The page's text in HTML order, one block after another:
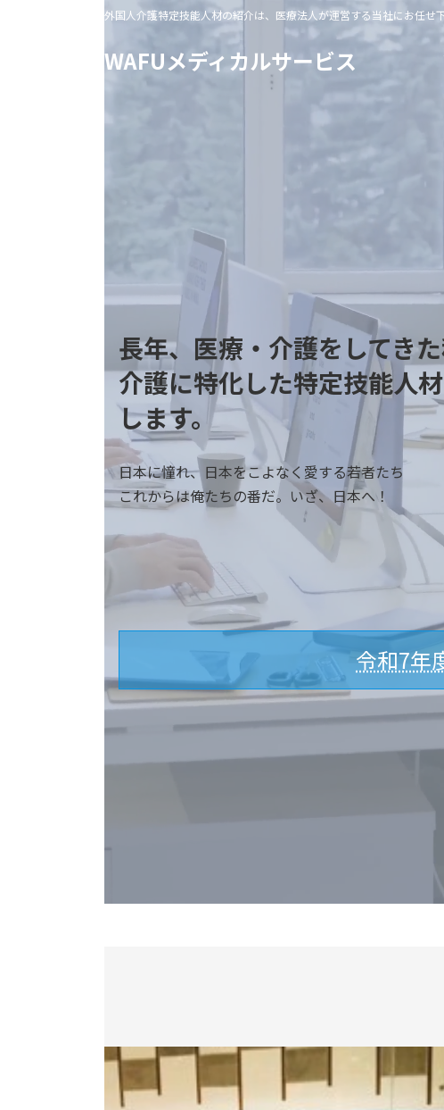
外国人介護特定技能人材の紹介は、医療法人が運営する当社にお任せ下
WAFUメディカルサービス
長年、医療・介護をしてき
介護に特化した特定技能人
します。
日本に憧れ、日本をこよなく愛する若者たち
これからは俺たちの番だ。いざ、日本へ！
令和7年